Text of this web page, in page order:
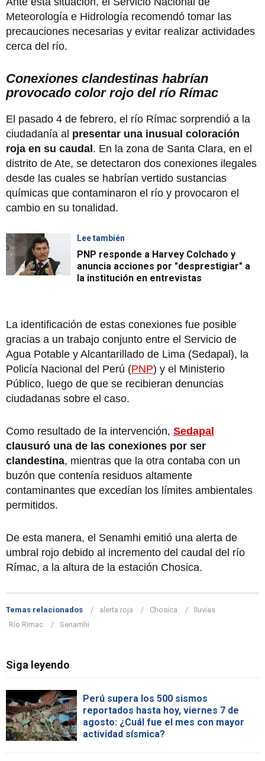
Meteorología e Hidrología recomendó tomar las
precauciones necesarias y evitar realizar actividades
cerca del río.
Conexiones clandestinas habrían
provocado color rojo del río Rímac
El pasado 4 de febrero, el río Rímac sorprendió a la
ciudadanía al presentar una inusual coloración
roja en su caudal . En la zona de Santa Clara, en el
distrito de Ate, se detectaron dos conexiones ilegales
desde las cuales se habrían vertido sustancias
químicas que contaminaron el río y provocaron el
cambio en su tonalidad.
Lee también
PNP responde a Harvey Colchado y
anuncia acciones por "desprestigiar" a
la institución en entrevistas
La identificación de estas conexiones fue posible
gracias a un trabajo conjunto entre el Servicio de
Agua Potable y Alcantarillado de Lima (Sedapal), la
Policía Nacional del Perú (PNP) y el Ministerio
Público, luego de que se recibieran denuncias
ciudadanas sobre el caso.
Como resultado de la intervención, Sedapal
clausuró una de las conexiones por ser
clandestina, mientras que la otra contaba con un
buzón que contenía residuos altamente
contaminantes que excedían los límites ambientales
permitidos.
De esta manera, el Senamhi emitió una alerta de
umbral rojo debido al incremento del caudal del río
Rímac, a la altura de la estación Chosica.
Temas relacionados alerta roja Chosica
lluvias
Río Rimac
Senamhi
Siga leyendo
Perú supera los 500 sismos
reportados hasta hoy, viernes 7 de
agosto: ¿Cuál fue el mes con mayor
actividad sísmica?